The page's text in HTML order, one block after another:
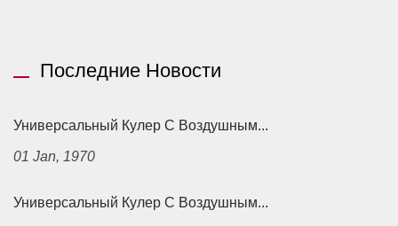
Последние Новости
Универсальный Кулер С Воздушным...
01 Jan, 1970
Универсальный Кулер С Воздушным...